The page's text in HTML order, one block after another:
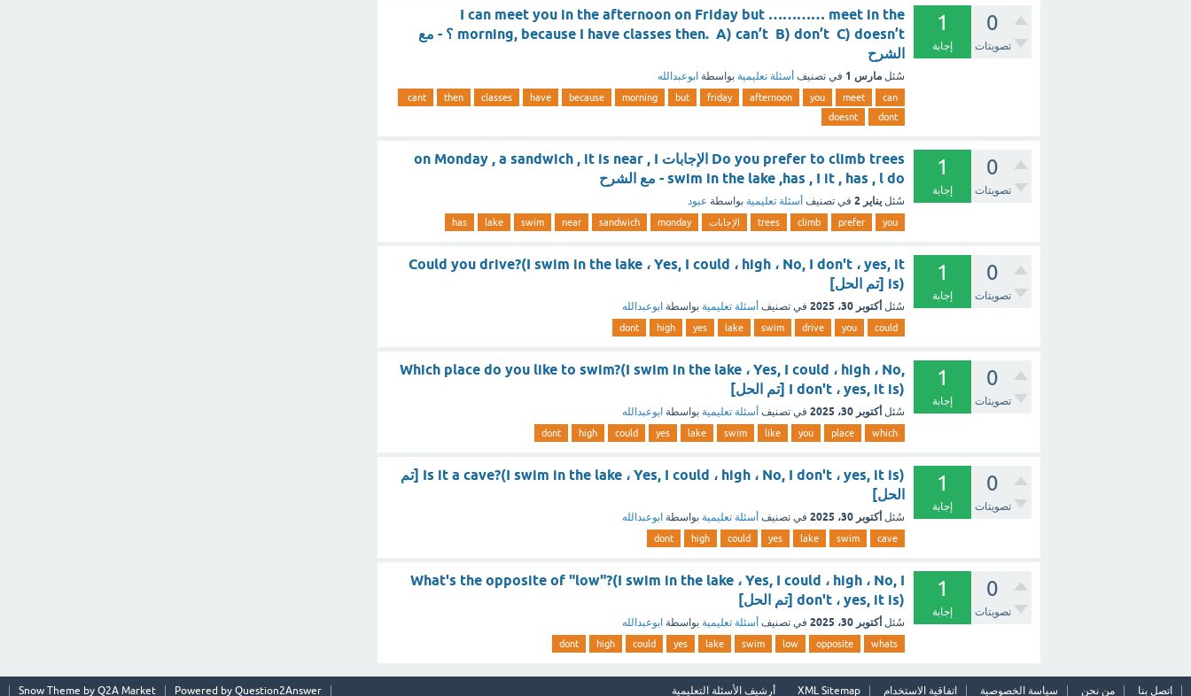
0
تصويتات
1
إجابة
I can meet you in the afternoon on Friday but ………… meet in the
morning, because I have classes then. A) can’t B) don’t C) doesn’t ؟ - مع
الشرح
سُئل مارس 1 في تصنيف أسئلة تعليمية بواسطة ابوعبدالله
can
meet
you
afternoon
friday
but
morning
because
have
classes
then
cant
dont
doesnt
0
تصويتات
1
إجابة
Do you prefer to climb trees الإجابات on Monday , a sandwich , it is near , I
swim in the lake ,has , I it , has , l do - مع الشرح
سُئل يناير 2 في تصنيف أسئلة تعليمية بواسطة عبود
you
prefer
climb
trees الإجابات monday
sandwich
near
swim
lake
has
0
تصويتات
1
إجابة
Could you drive?(I swim in the lake ، Yes, I could ، high ، No, I don't ، yes, it
is) [تم الحل]
سُئل أكتوبر 30، 2025 في تصنيف أسئلة تعليمية بواسطة ابوعبدالله
could
you
drive
swim
lake
yes
high
dont
0
تصويتات
1
إجابة
Which place do you like to swim?(I swim in the lake ، Yes, I could ، high ، No,
I don't ، yes, it is) [تم الحل]
سُئل أكتوبر 30، 2025 في تصنيف أسئلة تعليمية بواسطة ابوعبدالله
which
place
you
like
swim
lake
yes
could
high
dont
0
تصويتات
1
إجابة
Is it a cave?(I swim in the lake ، Yes, I could ، high ، No, I don't ، yes, it is) [تم
الحل]
سُئل أكتوبر 30، 2025 في تصنيف أسئلة تعليمية بواسطة ابوعبدالله
cave
swim
lake
yes
could
high
dont
0
تصويتات
1
إجابة
What's the opposite of "low"?(I swim in the lake ، Yes, I could ، high ، No, I
don't ، yes, it is) [تم الحل]
سُئل أكتوبر 30، 2025 في تصنيف أسئلة تعليمية بواسطة ابوعبدالله
whats
opposite
low
swim
lake
yes
could
high
dont
اتصل بنا من نحن سياسة الخصوصية اتفاقية الاستخدام XML Sitemap أرشيف الأسئلة التعليمية Snow Theme by Q2A Market Powered by Question2Answer